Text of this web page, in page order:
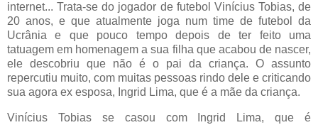
internet... Trata-se do jogador de futebol Vinícius Tobias, de
20 anos, e que atualmente joga num time de futebol da
Ucrânia e que pouco tempo depois de ter feito uma
tatuagem em homenagem a sua filha que acabou de nascer,
ele descobriu que não é o pai da criança. O assunto
repercutiu muito, com muitas pessoas rindo dele e criticando
sua agora ex esposa, Ingrid Lima, que é a mãe da criança.
Vinícius Tobias se casou com Ingrid Lima, que é